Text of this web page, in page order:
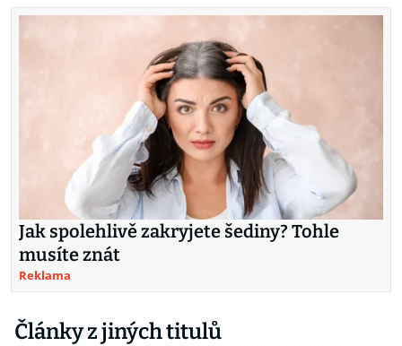
Jak spolehlivě zakryjete šediny? Tohle
musíte znát
Reklama
Články z jiných titulů